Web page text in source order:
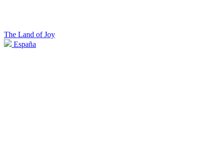
The Land of Joy
España